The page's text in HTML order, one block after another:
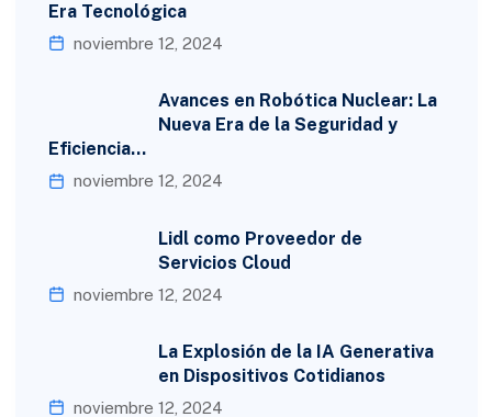
Era Tecnológica
noviembre 12, 2024
Avances en Robótica Nuclear: La
Nueva Era de la Seguridad y
Eficiencia…
noviembre 12, 2024
Lidl como Proveedor de
Servicios Cloud
noviembre 12, 2024
La Explosión de la IA Generativa
en Dispositivos Cotidianos
noviembre 12, 2024